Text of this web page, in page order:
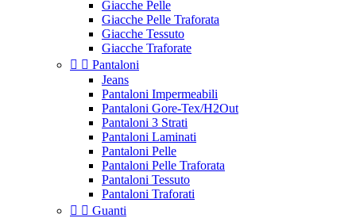
Giacche Pelle
Giacche Pelle Traforata
Giacche Tessuto
Giacche Traforate
  Pantaloni
Jeans
Pantaloni Impermeabili
Pantaloni Gore-Tex/H2Out
Pantaloni 3 Strati
Pantaloni Laminati
Pantaloni Pelle
Pantaloni Pelle Traforata
Pantaloni Tessuto
Pantaloni Traforati
  Guanti